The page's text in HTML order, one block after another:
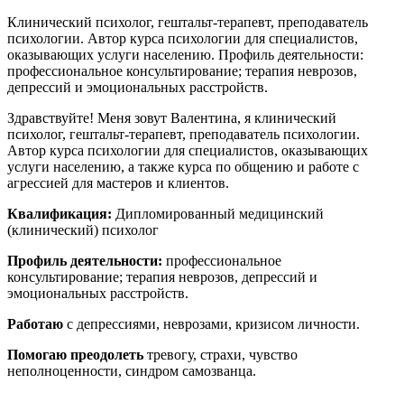
Клинический психолог, гештальт-терапевт, преподаватель
психологии. Автор курса психологии для специалистов,
оказывающих услуги населению. Профиль деятельности:
профессиональное консультирование; терапия неврозов,
депрессий и эмоциональных расстройств.
Здравствуйте! Меня зовут Валентина, я клинический
психолог, гештальт-терапевт, преподаватель психологии.
Автор курса психологии для специалистов, оказывающих
услуги населению, а также курса по общению и работе с
агрессией для мастеров и клиентов.
Квалификация: Дипломированный медицинский
(клинический) психолог
Профиль деятельности: профессиональное
консультирование; терапия неврозов, депрессий и
эмоциональных расстройств.
Работаю с депрессиями, неврозами, кризисом личности.
Помогаю преодолеть тревогу, страхи, чувство
неполноценности, синдром самозванца.